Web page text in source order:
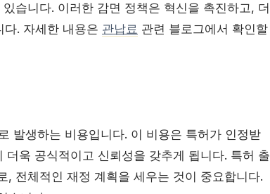
습니다. 이러한 감면 정책은 혁신을 촉진하고, 더
. 자세한 내용은 관납료 관련 블로그에서 확인할
발생하는 비용입니다. 이 비용은 특허가 인정받
욱 공식적이고 신뢰성을 갖추게 됩니다. 특허 출
전체적인 재정 계획을 세우는 것이 중요합니다.